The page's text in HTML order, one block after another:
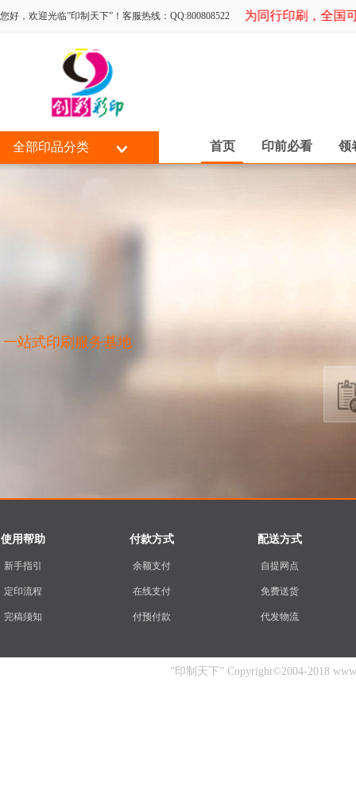
您好，欢迎光临”印制天下”！客服热线：QQ:800808522专为同行印刷，全国可
全部印品分类 首页 印前必看 领
一站式印刷服务基地
使用帮助
新手指引
定印流程
完稿须知
付款方式
余额支付
在线支付
付预付款
配送方式
自提网点
免费送货
代发物流
”印制天下” Copyright©2004-2018